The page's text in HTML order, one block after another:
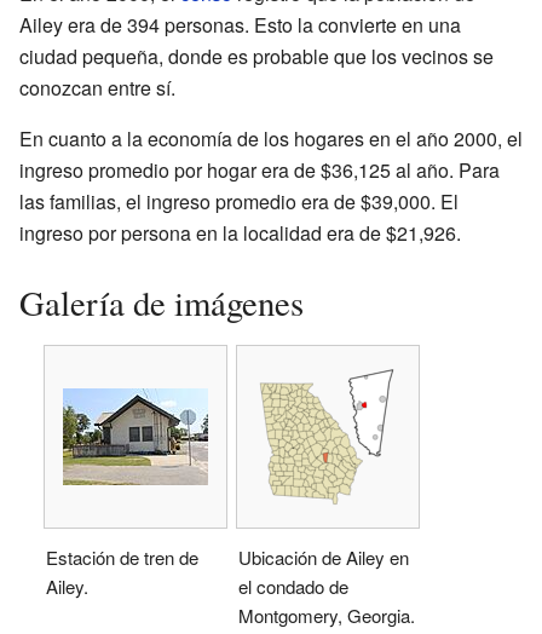
Ailey era de 394 personas. Esto la convierte en una
ciudad pequeña, donde es probable que los vecinos se
conozcan entre sí.
En cuanto a la economía de los hogares en el año 2000, el
ingreso promedio por hogar era de $36,125 al año. Para
las familias, el ingreso promedio era de $39,000. El
ingreso por persona en la localidad era de $21,926.
Galería de imágenes
Estación de tren de
Ailey.
Ubicación de Ailey en
el condado de
Montgomery, Georgia.